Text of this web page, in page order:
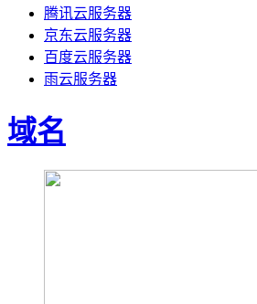
腾讯云服务器
京东云服务器
百度云服务器
雨云服务器
域名